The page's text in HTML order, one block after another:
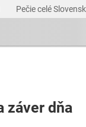
Pečie celé
záver dňa